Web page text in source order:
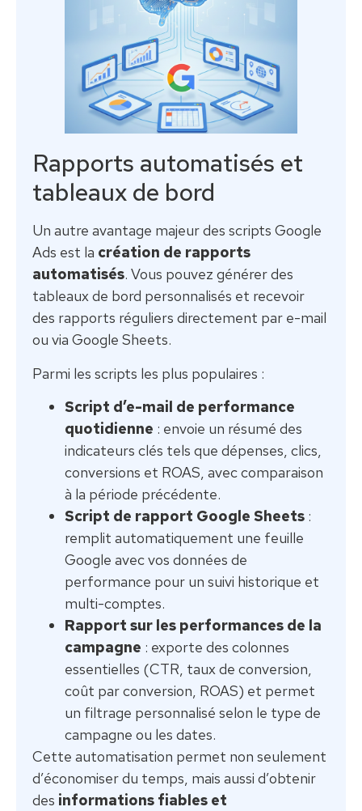
Rapports automatisés et
tableaux de bord
Un autre avantage majeur des scripts Google
Ads est la création de rapports
automatisés. Vous pouvez générer des
tableaux de bord personnalisés et recevoir
des rapports réguliers directement par e-mail
ou via Google Sheets.
Parmi les scripts les plus populaires :
Script d’e-mail de performance
quotidienne : envoie un résumé des
indicateurs clés tels que dépenses, clics,
conversions et ROAS, avec comparaison
à la période précédente.
Script de rapport Google Sheets :
remplit automatiquement une feuille
Google avec vos données de
performance pour un suivi historique et
multi-comptes.
Rapport sur les performances de la
campagne : exporte des colonnes
essentielles (CTR, taux de conversion,
coût par conversion, ROAS) et permet
un filtrage personnalisé selon le type de
campagne ou les dates.
Cette automatisation permet non seulement
d’économiser du temps, mais aussi d’obtenir
des informations fiables et